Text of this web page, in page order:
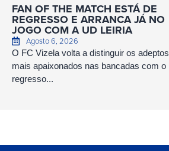
FAN OF THE MATCH ESTÁ DE
REGRESSO E ARRANCA JÁ NO
JOGO COM A UD LEIRIA
Agosto 6, 2026
O FC Vizela volta a distinguir os adeptos
mais apaixonados nas bancadas com o
regresso...